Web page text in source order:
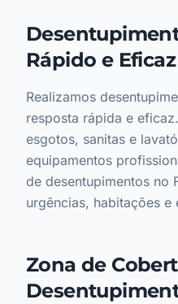
Rápido e Eficaz
Realizamos
resposta rápida e
esgotos, sanitas e
equipamentos
de desentupimentos no
urgências, habitações e
Zona de